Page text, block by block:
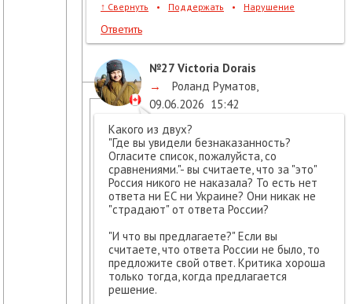
↑ Свернуть • Поддержать • Нарушение
Ответить
№27 Victoria Dorais
→
Роланд Руматов,
09.06.2026 15:42
Какого из двух?
"Где вы увидели безнаказанность?
Огласите список, пожалуйста, со
сравнениями."- вы считаете, что за "это"
Россия никого не наказала? То есть нет
ответа ни ЕС ни Украине? Они никак не
"страдают" от ответа России?
"И что вы предлагаете?" Если вы
считаете, что ответа России не было, то
предложите свой ответ. Критика хороша
только тогда, когда предлагается
решение.